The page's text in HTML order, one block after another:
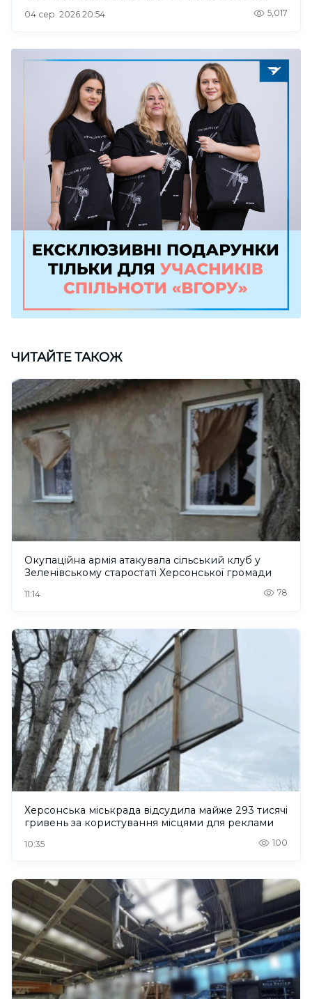
04 сер. 2026 20:54 5,017
ЧИТАЙТЕ ТАКОЖ
Окупаційна армія атакувала сільський клуб у
Зеленівському старостаті Херсонської громади
11:14 78
Херсонська міськрада відсудила майже 293 тисячі
гривень за користування місцями для реклами
10:35 100